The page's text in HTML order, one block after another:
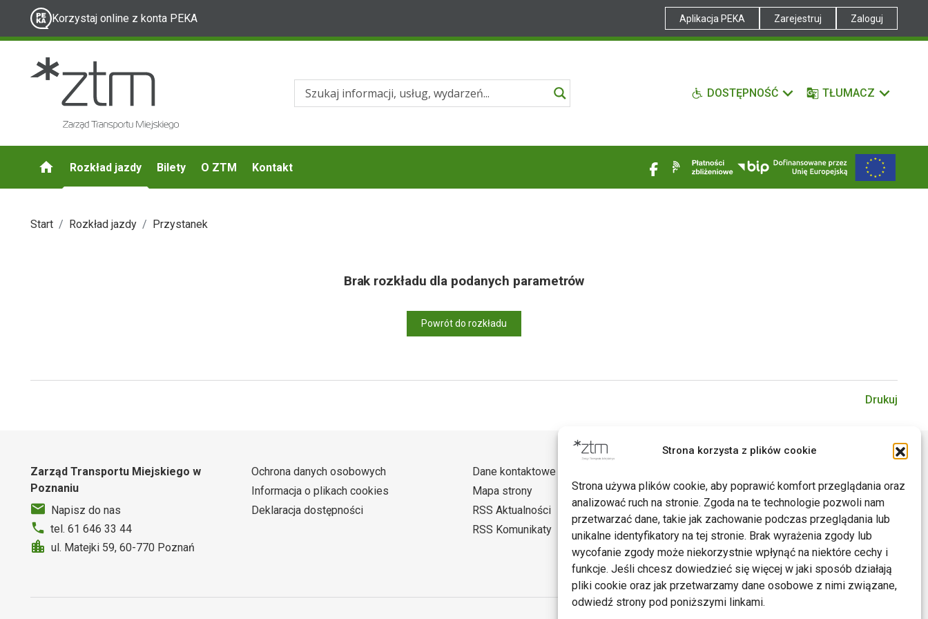
Strona korzysta z plików cookie
Strona używa plików cookie, aby poprawić komfort przeglądania oraz
analizować ruch na stronie. Zgoda na te technologie pozwoli nam
przetwarzać dane, takie jak zachowanie podczas przeglądania lub
unikalne identyfikatory na tej stronie. Brak wyrażenia zgody lub
wycofanie zgody może niekorzystnie wpłynąć na niektóre cechy i
funkcje. Jeśli chcesz dowiedzieć się więcej w jaki sposób działają
pliki cookie oraz jak przetwarzamy dane osobowe z nimi związane,
odwiedź strony pod poniższymi linkami.
Korzystaj online z konta PEKA Aplikacja PEKA Zarejestruj Zaloguj
DOSTĘPNOŚĆ TŁUMACZ
Rozkład jazdy Bilety O ZTM Kontakt
Start Rozkład jazdy Przystanek
Brak rozkładu dla podanych parametrów
Powrót do rozkładu
Drukuj
Zarząd Transportu Miejskiego w
Poznaniu
Napisz do nas
tel. 61 646 33 44
ul. Matejki 59, 60-770 Poznań
Ochrona danych osobowych
Informacja o plikach cookies
Deklaracja dostępności
Dane kontaktowe
Mapa strony
RSS Aktualności
RSS Komunikaty